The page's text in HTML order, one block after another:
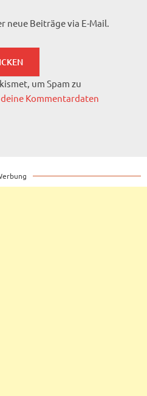
neue Beiträge via E-Mail.
um Spam zu
Kommentardaten